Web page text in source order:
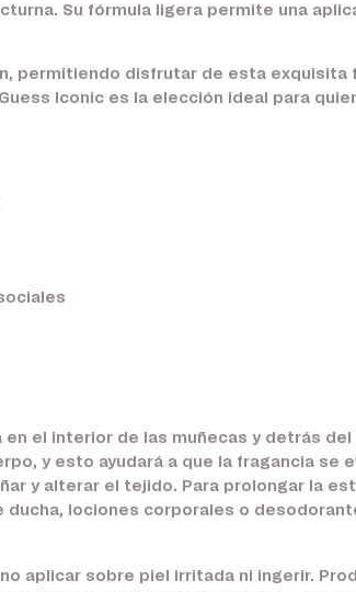
Su fórmula ligera permite una
permitiendo disfrutar de esta exquisita
Iconic es la elección ideal para
el interior de las muñecas y detrás
y esto ayudará a que la fragancia se
y alterar el tejido. Para prolongar la
lociones corporales o
aplicar sobre piel irritada ni ingerir.